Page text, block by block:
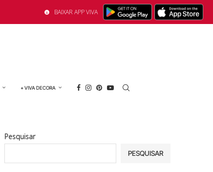
BAIXAR APP VIVA
+ VIVA DECORA
Pesquisar
PESQUISAR